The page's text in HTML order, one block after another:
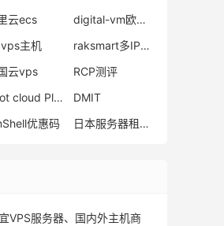
云ecs
digital-vm欧洲vps
主机
raksmart多IP服务器
云vps
RCP测评
Root cloud Platform优惠码
DMIT
优惠码 日本服务器租用vps
VPS服务器、国内外主机商